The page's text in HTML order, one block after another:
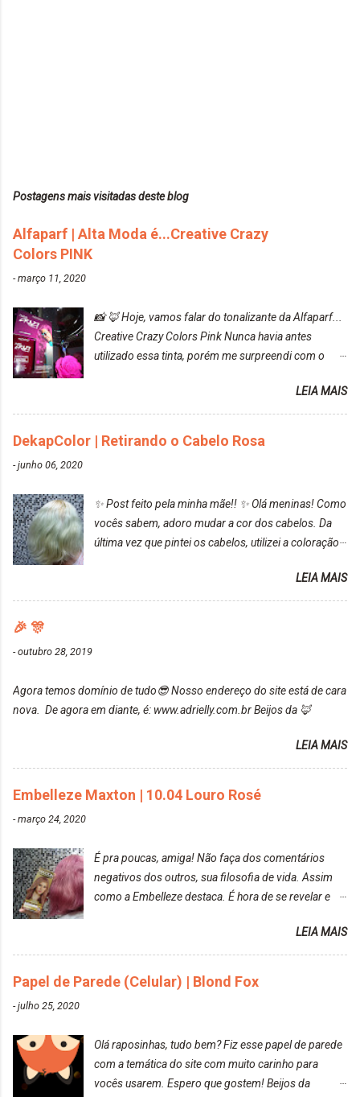
Postagens mais visitadas deste blog
Alfaparf | Alta Moda é...Creative Crazy
Colors PINK
-março 11, 2020
📸 🦊 Hoje, vamos falar do tonalizante da Alfaparf...
Creative Crazy Colors Pink Nunca havia antes
utilizado essa tinta, porém me surpreendi com o
turquesa (meio desbotado), e após a utilização meu
cabelo ficou roxo com mechinhas azul, rosa e meio
cinza... FICOU LINDOOOOO!!! Cabelo antes: Cabelo
depois: Bom, sobre a tinta, eu achei ela muito liquida,
tinta ficava manchado. Meu banheiro inteiro ficou
rosa, minha mão, meu corpo todo, porém, ela tem
uma fixação muito boa (Deu para perceber kkk) Sem
LEIA MAIS
DekapColor | Retirando o Cabelo Rosa
-junho 06, 2020
✨ Post feito pela minha mãe!! ✨ Olá meninas! Como
vocês sabem, adoro mudar a cor dos cabelos. Da
última vez que pintei os cabelos, utilizei a coloração
ressaltar que meu cabelo estava platinado. O tom
ficou um rosa antigo, cobriu muito bem e não
de inúmeras lavagens, meu cabelo teve um bom
desbotamento da cor, ele ficou um rosa bem suave,
DekapColor. Adorei o resultado da limpeza. Ficou
DekapColor "Minha mãe é lindaaaaa" Para quem
não conhece, o DekapColor é um p...
LEIA MAIS
🎉 🎊
-outubro 28, 2019
Agora temos domínio de tudo😎 Nosso endereço do site está de cara
nova. De agora em diante, é: www.adrielly.com.br Beijos da 🦊
LEIA MAIS
Embelleze Maxton | 10.04 Louro Rosé
-março 24, 2020
É pra poucas, amiga! Não faça dos comentários
negativos dos outros, sua filosofia de vida. Assim
como a Embelleze destaca. É hora de se revelar e
vip Maxton liberdade para ser mais você Loiro Rosé
10.04. Após 30 minutos no cabelo, retirei o excesso
da tintura no banho e notei que os fios estavam
ressecados (Já ensinamos aqui no site, uma
caseira-cronograma-capilar.html ). Foi difícil retirar o
excesso. É uma tintura fácil de aplicar, o cheiro é
agradável. Cabelo antes da descoloração da raiz:
LEIA MAIS
Papel de Parede (Celular) | Blond Fox
-julho 25, 2020
Olá raposinhas, tudo bem? Fiz esse papel de parede
com a temática do site com muito carinho para
vocês usarem. Espero que gostem! Beijos da